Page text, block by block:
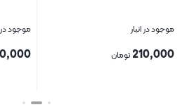
موجود در انبار
210,000 تومان
موجود در
بستن